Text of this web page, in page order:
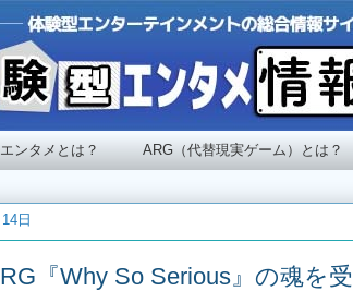
ンタメとは？ ARG（代替現実ゲーム）とは？
日
『Why So Serious』の魂を